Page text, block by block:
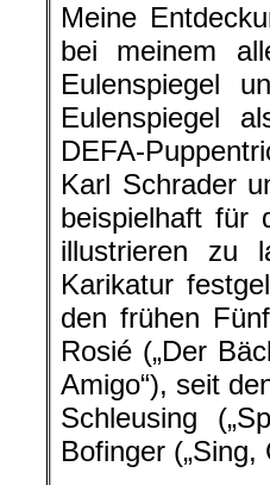
Meine
bei meinem
Eulenspiegel
Eulenspiegel
DEFA-
Karl Schrader
beispielhaft für
illustrieren zu
Karikatur
den frühen
Rosié („Der
Amigo“), seit
Schleusing
Bofinger („Sing,